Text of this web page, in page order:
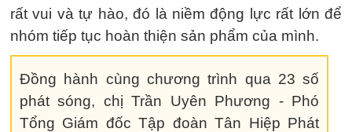
rất vui và tự hào, đó là niềm động lực rất lớn để
nhóm tiếp tục hoàn thiện sản phẩm của mình.
Đồng hành cùng chương trình qua 23 số
phát sóng, chị Trần Uyên Phương - Phó
Tổng Giám đốc Tập đoàn Tân Hiệp Phát